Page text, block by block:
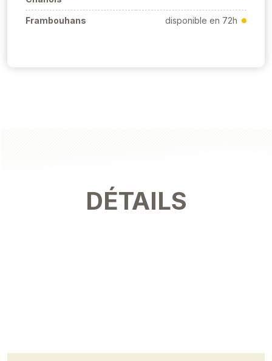
Frambouhans disponible en 72h
DÉTAILS